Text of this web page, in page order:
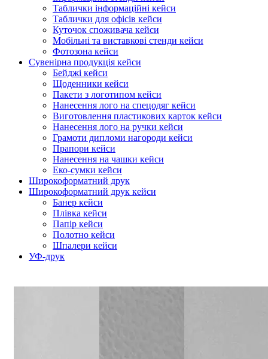
Таблички інформаційні кейси
Таблички для офісів кейси
Куточок споживача кейси
Мобільні та виставкові стенди кейси
Фотозона кейси
Сувенірна продукція кейси
Бейджі кейси
Щоденники кейси
Пакети з логотипом кейси
Нанесення лого на спецодяг кейси
Виготовлення пластикових карток кейси
Нанесення лого на ручки кейси
Грамоти дипломи нагороди кейси
Прапори кейси
Нанесення на чашки кейси
Еко-сумки кейси
Широкоформатний друк
Широкоформатний друк кейси
Банер кейси
Плівка кейси
Папір кейси
Полотно кейси
Шпалери кейси
УФ-друк